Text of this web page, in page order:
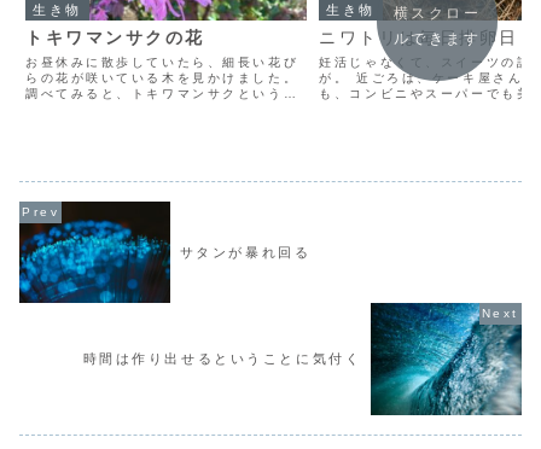
生き物
トキワマンサクの花
お昼休みに散歩していたら、細長い花び
らの花が咲いている木を見かけました。
調べてみると、トキワマンサクというそ
生き物
ニワトリは毎日排卵日
妊活じゃなくて、スイーツの話
が。 近ごろは、ケーキ屋さんじ
も、コンビニやスーパーでも美
横スクロー
ルできます
サタンが暴れ回る
時間は作り出せるということに気付く